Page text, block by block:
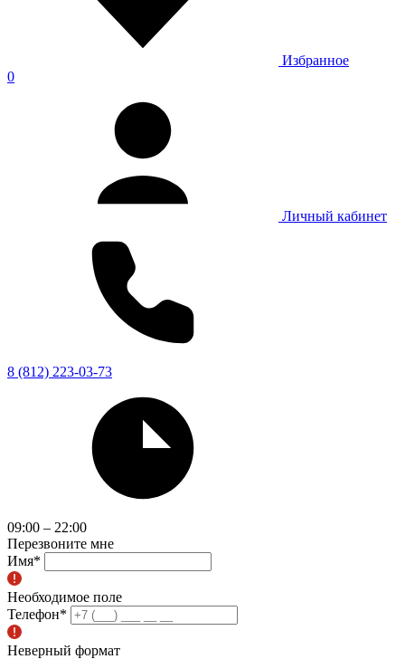
Избранное
0
Личный кабинет
8 (812) 223-03-73
09:00 – 22:00
Перезвоните мне
Имя*
Необходимое поле
Телефон*
Неверный формат